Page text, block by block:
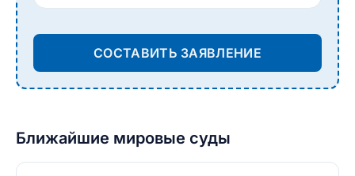
СОСТАВИТЬ ЗАЯВЛЕНИЕ
Ближайшие мировые суды